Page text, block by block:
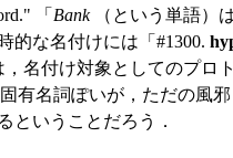
「 Bank（という単語）
的な名付けには「#1300.
名付け対象としてのプロ
有名詞ぽいが，ただの風邪
ということだろう．